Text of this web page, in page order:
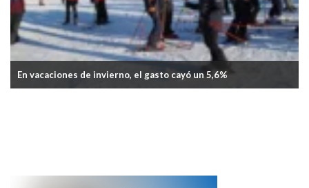
de invierno, el gasto cayó un 5,6%